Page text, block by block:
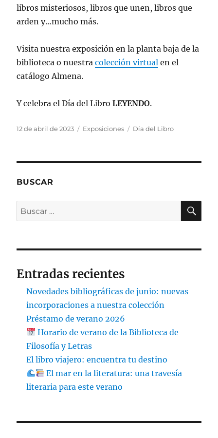
libros misteriosos, libros que unen, libros que
arden y…mucho más.
Visita nuestra exposición en la planta baja de la
biblioteca o nuestracolección virtual en el
catálogo Almena.
Y celebra el Día del LibroLEYENDO.
Publicado
12 de abril de 2023 Categorías
Exposiciones Etiquetas
Día del Libro
BUSCAR
Buscar
por:
Entradas recientes
Novedades bibliográficas de junio: nuevas
incorporaciones a nuestra colección
Préstamo de verano 2026
Horario de verano de la Biblioteca de
Filosofía y Letras
El libro viajero: encuentra tu destino
El mar en la literatura: una travesía
literaria para este verano